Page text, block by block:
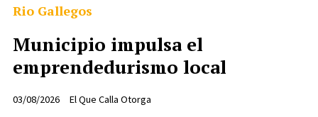
Municipio impulsa el
emprendedurismo local
El Que Calla Otorga
Rio Gallegos
03/08/2026